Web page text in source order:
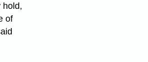
hold,
of